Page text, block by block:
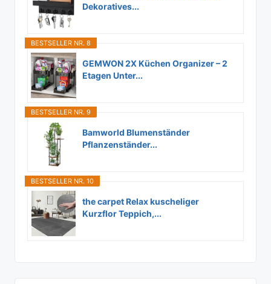
Dekoratives...
BESTSELLER NR. 8
GEMWON 2X Küchen Organizer – 2
Etagen Unter...
BESTSELLER NR. 9
Bamworld Blumenständer
Pflanzenständer...
BESTSELLER NR. 10
the carpet Relax kuscheliger
Kurzflor Teppich,...